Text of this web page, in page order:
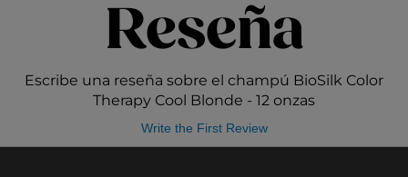
Reseña
Escribe una reseña sobre el champú BioSilk Color
Therapy Cool Blonde - 12 onzas
Write the First Review